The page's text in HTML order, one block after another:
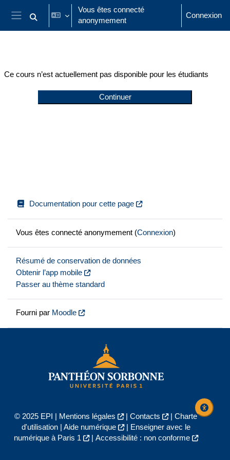
Passer au contenu principal
Panneau latéral
Activer/désactiver la saisie de recherche
Vous êtes connecté
anonymement
Connexion
Ce cours n’est actuellement pas disponible pour les étudiants
Continuer
Documentation pour cette page
Vous êtes connecté anonymement (Connexion)
Résumé de conservation de données
Obtenir l’app mobile
Passer au thème standard
Fourni par Moodle
© 2025 EPI | Mentions légales | Contacts | Charte
d'utilisation| Aide numérique |
Enseigner avec le
numérique à Paris 1
| Accessibilité : non conforme